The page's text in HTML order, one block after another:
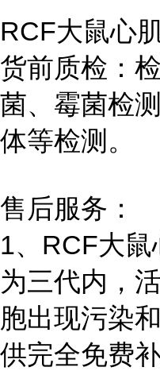
RCF大鼠心
货前质检：
菌、霉菌检
体等检测。
售后服务：
1、RCF大
为三代内，
胞出现污染
供完全免费补